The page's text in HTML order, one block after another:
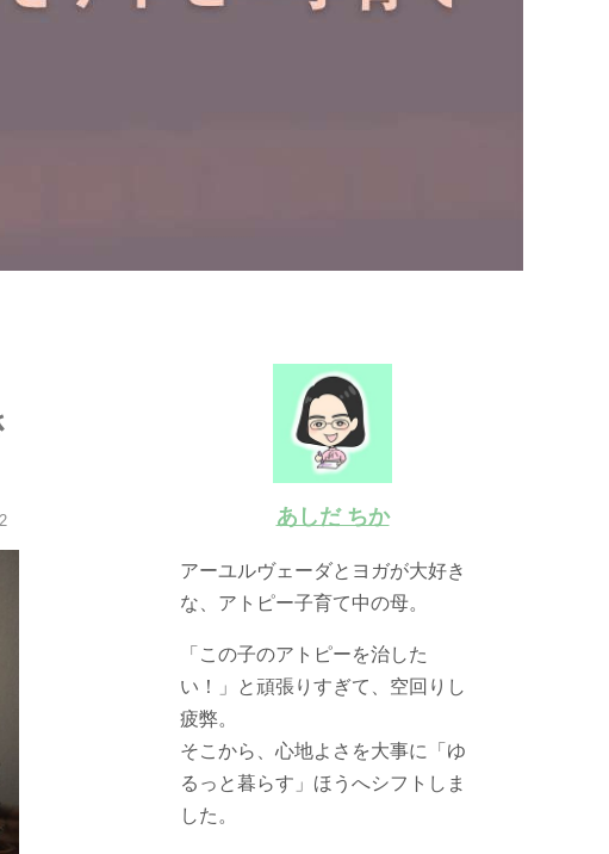
あしだ ちか
アーユルヴェーダとヨガが大好き
な、アトピー子育て中の母。
「この子のアトピーを治した
い！」と頑張りすぎて、空回りし
疲弊。
そこから、心地よさを大事に「ゆ
るっと暮らす」ほうへシフトしま
した。